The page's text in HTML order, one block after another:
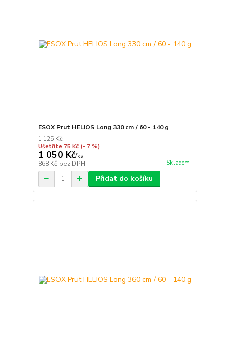
ESOX Prut HELIOS Long 330 cm / 60 - 140 g
1 125 Kč
Ušetříte 75 Kč (- 7 %)
1 050 Kč/ks
868 Kč bez DPH Skladem
Přidat do košíku